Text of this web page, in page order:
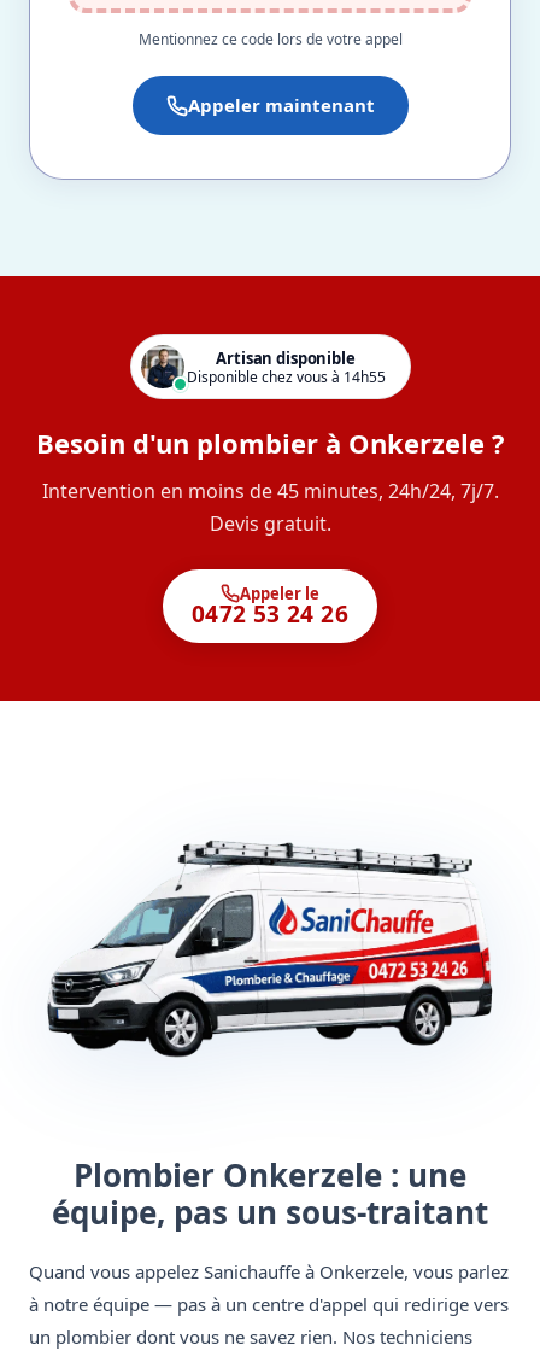
Mentionnez ce code lors de votre appel
Appeler maintenant
Artisan disponible
Disponible chez vous à 14h55
Besoin d'un plombier à Onkerzele ?
Intervention en moins de 45 minutes, 24h/24, 7j/7.
Devis gratuit.
Appeler le
0472 53 24 26
Plombier Onkerzele : une
équipe, pas un sous-traitant
Quand vous appelez Sanichauffe à Onkerzele, vous parlez
à notre équipe — pas à un centre d'appel qui redirige vers
un plombier dont vous ne savez rien. Nos techniciens